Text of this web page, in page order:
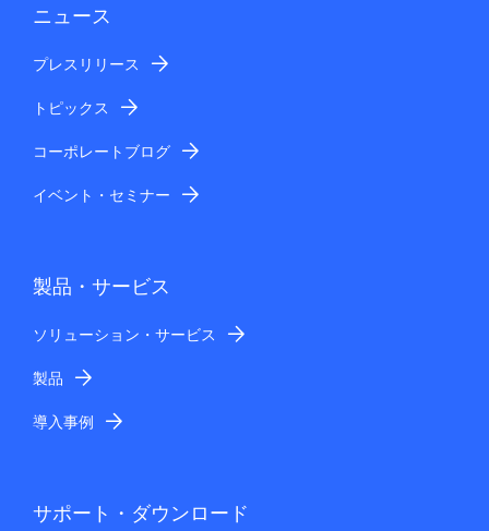
ニュース
プレスリリース
トピックス
コーポレートブログ
イベント・セミナー
製品・サービス
ソリューション・サービス
製品
導入事例
サポート・ダウンロード